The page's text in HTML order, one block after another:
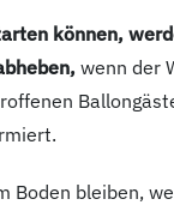
können,
wenn der
Boden bleiben,